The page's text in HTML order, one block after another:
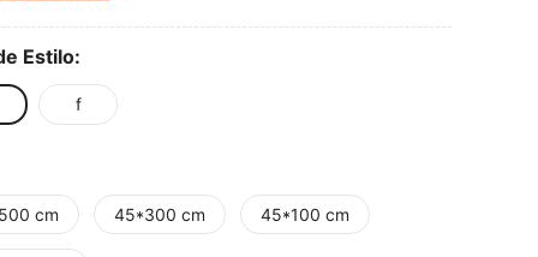
Estilo:
f
cm 45*300 cm 45*100 cm